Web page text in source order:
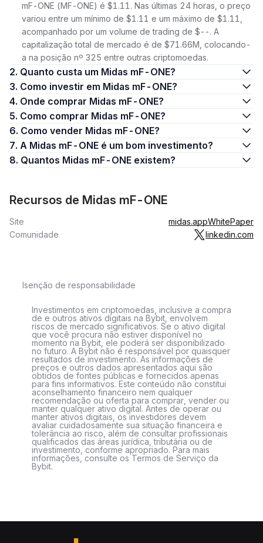
mF-ONE (MF-ONE) é $1.11. Nas últimas 24 horas, o preço
variou entre um mínimo de $1.11 e um máximo de $1.11,
acompanhado por um volume de trading de $--. A
capitalização total de mercado é de $71.66M, colocando-
a na posição nº 325 entre outras criptomoedas.
2. Quanto custa um Midas mF-ONE?
3. Como investir em Midas mF-ONE?
4. Onde comprar Midas mF-ONE?
5. Como comprar Midas mF-ONE?
6. Como vender Midas mF-ONE?
7. A Midas mF-ONE é um bom investimento?
8. Quantos Midas mF-ONE existem?
Recursos de Midas mF-ONE
Site midas.appWhitePaper
Comunidade
linkedin.com
Isenção de responsabilidade
Investimentos em criptomoedas, inclusive a compra
de e outros ativos digitais na Bybit, envolvem
riscos de mercado significativos. Se o ativo digital
que você procura não estiver disponível no
momento na Bybit, ele poderá ser disponibilizado
no futuro. A Bybit não é responsável por quaisquer
resultados de investimento. As informações de
preços e outros dados apresentados aqui são
obtidos de fontes públicas e fornecidos apenas
para fins informativos. Este conteúdo não constitui
aconselhamento financeiro nem qualquer
recomendação ou oferta para comprar, vender ou
manter qualquer ativo digital. Antes de operar ou
manter ativos digitais, os investidores devem
avaliar cuidadosamente sua situação financeira e
tolerância ao risco, além de consultar profissionais
qualificados das áreas jurídica, tributária ou de
investimento, conforme apropriado. Para mais
informações, consulte os Termos de Serviço da
Bybit.